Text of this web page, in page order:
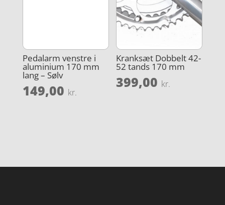
Pedalarm venstre i
aluminium 170 mm
lang – Sølv
149,00 kr.
Kranksæt Dobbelt 42-
52 tands 170 mm
399,00 kr.